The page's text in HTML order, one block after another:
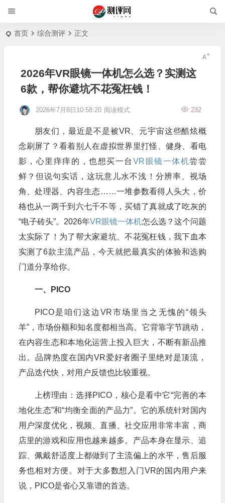
首页 综合测评 正文
2026年VR眼镜一体机怎么选？实测这
6款，帮你避坑不花冤枉钱！
2026年7月8日10:58:20 232
阅读模式
朋友们，最近是不是被VR、元宇宙这些酷炫概
念刷屏了？看着别人在虚拟世界里打怪、健身、看电
影，心里痒痒的，也想买一台 VR眼镜一体机尝尝
鲜？但说句实话，这玩意儿水不浅！分辨率、视场
角、处理器、内容生态……一堆参数看得人头大，价
格也从一两千到六七千不等，买错了真就成了吃灰的
“电子砖头”。2026年VR眼镜一体机怎么选？这个问题
太实际了！为了帮大家避坑、不花冤枉钱，我下血本
实测了6款主流产品，今天就把最真实的体验和选购
门道分享给你。
一、PICO
PICO是咱们这边VR市场里当之无愧的“领头
羊”，市场份额和知名度都相当高。它背靠字节跳动，
在内容生态和本地化运营上投入巨大，不断有新品推
出。品牌热度在国内VR爱好者圈子里绝对是顶流，
产品迭代快，对用户反馈也比较重视。
上榜理由：选择PICO，核心是看中它“完善的本
地化生态”和“均衡全面的产品力”。它的系统针对国内
用户深度优化，视频、直播、社交应用非常丰富，商
店里的游戏和应用也越来越多。产品本身在显示、追
踪、佩戴舒适度上都做到了主流偏上的水平，售后服
务也相对方便。对于大多数想入门VR的国内用户来
说，PICO是省心又靠谱的首选。